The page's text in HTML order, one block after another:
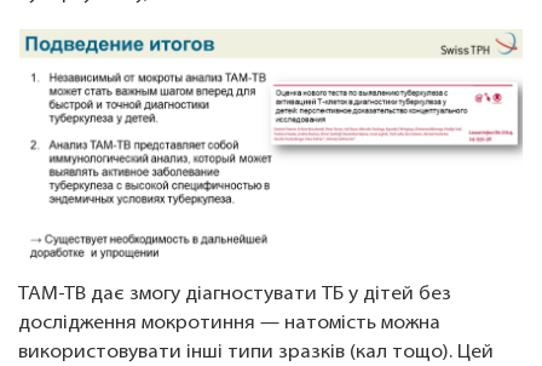
TAM-TB дає змогу діагностувати ТБ у дітей без
дослідження мокротиння — натомість можна
використовувати інші типи зразків (кал тощо). Цей